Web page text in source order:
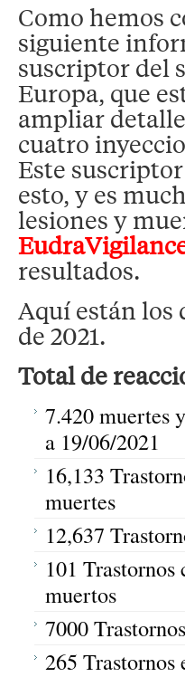
Como hemos
siguiente
suscriptor del
Europa, que
ampliar
cuatro
Este
esto, y es
lesiones y
resultados.
Aquí están los
de 2021.
Total de
7.420 muertes
a 19/06/2021
16,133
muertes
12,637
101
muertos
7000
265